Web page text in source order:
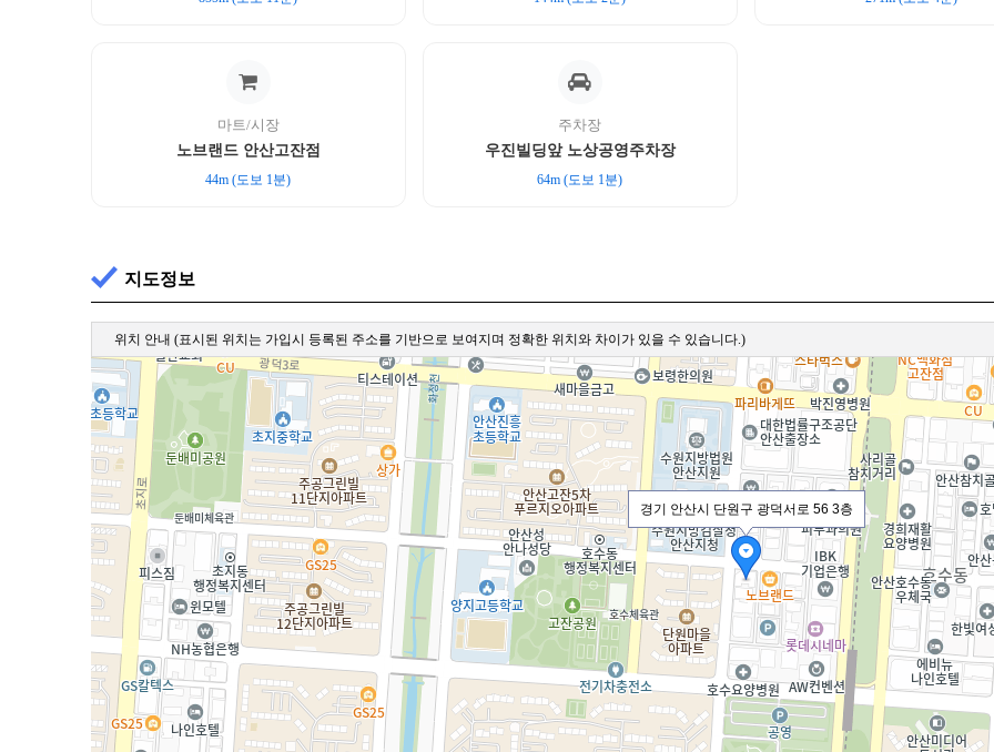
마트/시장
노브랜드 안산고잔점
44m (도보 1분)
주차장
우진빌딩앞 노상공영주차장
64m (도보 1분)
지도정보
위치 안내 (표시된 위치는 가입시 등록된 주소를 기반으로 보여지며 정확한 위치와 차이가 있을 수 있습니다.)
경기 안산시 단원구 광덕서로 56 3층